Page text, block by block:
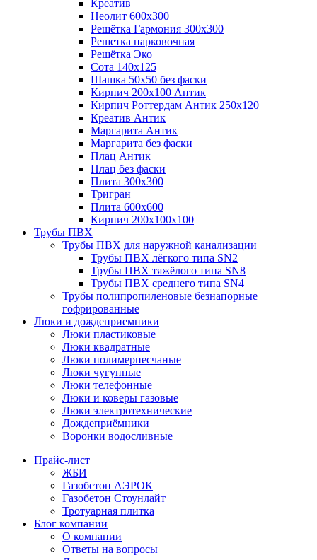
Креатив
Неолит 600х300
Решётка Гармония 300х300
Решетка парковочная
Решётка Эко
Сота 140х125
Шашка 50х50 без фаски
Кирпич 200х100 Антик
Кирпич Роттердам Антик 250х120
Креатив Антик
Маргарита Антик
Маргарита без фаски
Плац Антик
Плац без фаски
Плита 300х300
Тригран
Плита 600х600
Кирпич 200х100х100
Трубы ПВХ
Трубы ПВХ для наружной канализации
Трубы ПВХ лёгкого типа SN2
Трубы ПВХ тяжёлого типа SN8
Трубы ПВХ среднего типа SN4
Трубы полипропиленовые безнапорные
гофрированные
Люки и дождеприемники
Люки пластиковые
Люки квадратные
Люки полимерпесчаные
Люки чугунные
Люки телефонные
Люки и коверы газовые
Люки электротехнические
Дождеприёмники
Воронки водосливные
Прайс-лист
ЖБИ
Газобетон АЭРОК
Газобетон Стоунлайт
Тротуарная плитка
Блог компании
О компании
Ответы на вопросы